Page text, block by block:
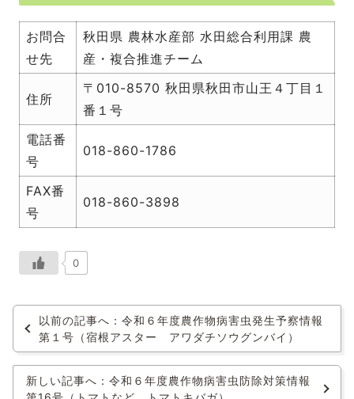
お問合
せ先
秋田県 農林水産部 水田総合利用課 農
産・複合推進チーム
住所
〒010-8570 秋田県秋田市山王４丁目１
番１号
電話番
号
018-860-1786
FAX番
号
018-860-3898
0
以前の記事へ：令和６年度農作物病害虫発生予察情報
第１号（宿根アスター アワダチソウグンバイ）
新しい記事へ：令和６年度農作物病害虫防除対策情報